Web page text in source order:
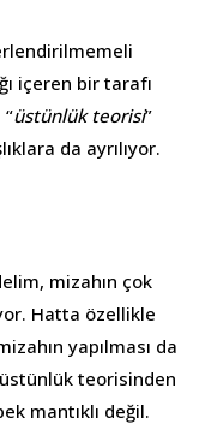
içeren bir tarafı
üstünlük teorisi”
da ayrılıyor.
mizahın çok
Hatta özellikle
yapılması da
teorisinden
mantıklı değil.